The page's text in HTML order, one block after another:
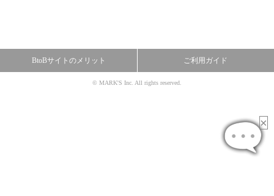
BtoBサイトのメリット ご利用ガイド
© MARK'S Inc. All rights reserved.